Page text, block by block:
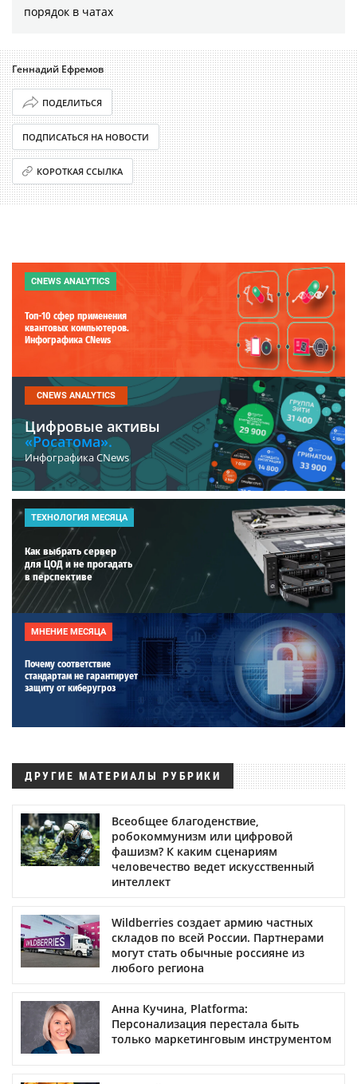
порядок в чатах
Геннадий Ефремов
ПОДЕЛИТЬСЯ
ПОДПИСАТЬСЯ НА НОВОСТИ
КОРОТКАЯ ССЫЛКА
CNEWS ANALYTICS
Топ-10 сфер применения
квантовых компьютеров.
Инфографика CNews
CNEWS ANALYTICS
Цифровые активы
«Росатома».
Инфографика CNews
ТЕХНОЛОГИЯ МЕСЯЦА
Как выбрать сервер
для ЦОД и не прогадать
в перспективе
МНЕНИЕ МЕСЯЦА
Почему соответствие
стандартам не гарантирует
защиту от киберугроз
ДРУГИЕ МАТЕРИАЛЫ РУБРИКИ
Всеобщее благоденствие,
робокоммунизм или цифровой
фашизм? К каким сценариям
человечество ведет искусственный
интеллект
Wildberries создает армию частных
складов по всей России. Партнерами
могут стать обычные россияне из
любого региона
Анна Кучина, Platforma:
Персонализация перестала быть
только маркетинговым инструментом